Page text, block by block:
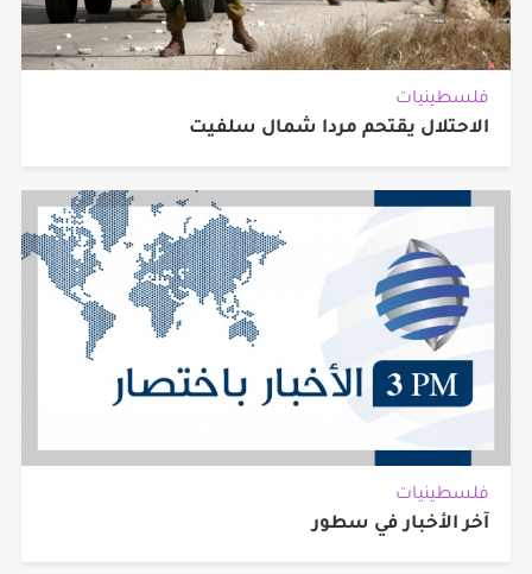
فلسطينيات
الاحتلال يقتحم مردا شمال سلفيت
فلسطينيات
آخر الأخبار في سطور